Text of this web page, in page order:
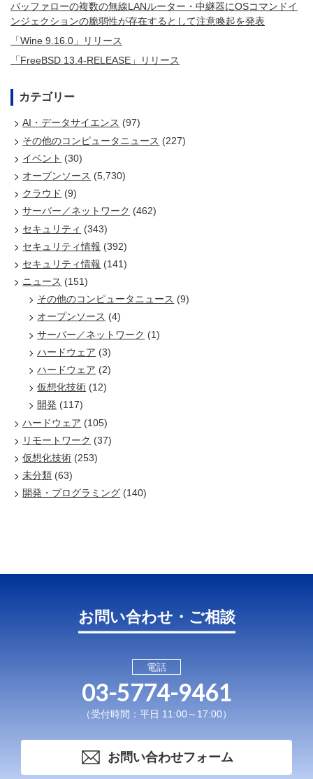
バッファローの複数の無線LANルーター・中継器にOSコマンドイ
ンジェクションの脆弱性が存在するとして注意喚起を発表
「Wine 9.16.0」リリース
「FreeBSD 13.4-RELEASE」リリース
カテゴリー
AI・データサイエンス (97)
その他のコンピュータニュース (227)
イベント (30)
オープンソース (5,730)
クラウド (9)
サーバー／ネットワーク (462)
セキュリティ (343)
セキュリティ情報 (392)
セキュリティ情報 (141)
ニュース (151)
その他のコンピュータニュース (9)
オープンソース (4)
サーバー／ネットワーク (1)
ハードウェア (3)
ハードウェア (2)
仮想化技術 (12)
開発 (117)
ハードウェア (105)
リモートワーク (37)
仮想化技術 (253)
未分類 (63)
開発・プログラミング (140)
お問い合わせ・ご相談
電話
03-5774-9461
（受付時間：平日 11:00～17:00）
お問い合わせフォーム